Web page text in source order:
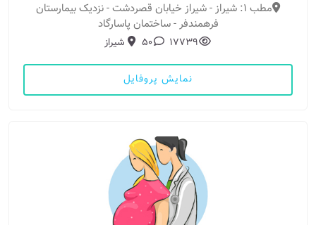
مطب 1: شیراز - شیراز خیابان قصردشت - نزدیک بیمارستان
فرهمندفر - ساختمان پاسارگاد
17739
50 شیراز
نمایش پروفایل